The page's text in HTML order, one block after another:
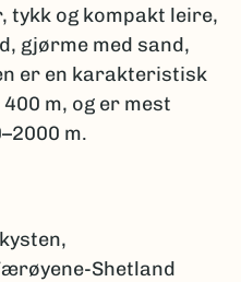
tykk og kompakt leire,
gjørme med sand,
er en karakteristisk
m, og er mest
m.
Shetland